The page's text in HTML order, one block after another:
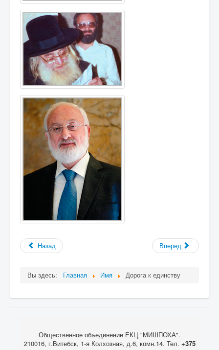
Назад Вперед
Вы здесь: Главная Имя Дорога к единству
Общественное объединение ЕКЦ "МИШПОХА".
210016, г.Витебск, 1-я Колхозная, д.6, комн.14. Тел. +375